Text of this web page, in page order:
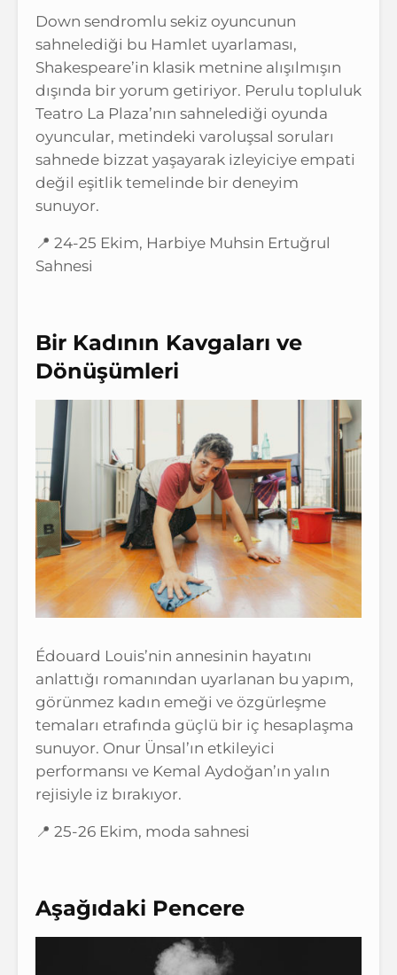
Down sendromlu sekiz oyuncunun
sahnelediği bu Hamlet uyarlaması,
Shakespeare’in klasik metnine alışılmışın
dışında bir yorum getiriyor. Perulu topluluk
Teatro La Plaza’nın sahnelediği oyunda
oyuncular, metindeki varoluşsal soruları
sahnede bizzat yaşayarak izleyiciye empati
değil eşitlik temelinde bir deneyim
sunuyor.
📍 24-25 Ekim, Harbiye Muhsin Ertuğrul
Sahnesi
Bir Kadının Kavgaları ve
Dönüşümleri
Édouard Louis’nin annesinin hayatını
anlattığı romanından uyarlanan bu yapım,
görünmez kadın emeği ve özgürleşme
temaları etrafında güçlü bir iç hesaplaşma
sunuyor. Onur Ünsal’ın etkileyici
performansı ve Kemal Aydoğan’ın yalın
rejisiyle iz bırakıyor.
📍 25-26 Ekim, moda sahnesi
Aşağıdaki Pencere